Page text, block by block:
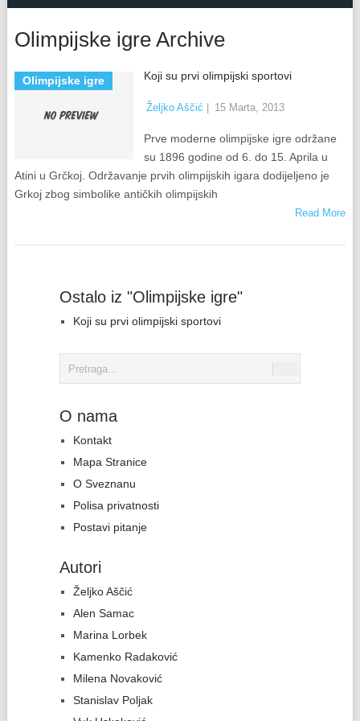
Olimpijske igre Archive
Olimpijske igre Koji su prvi olimpijski sportovi
Željko Aščić 15 Marta, 2013
Prve moderne olimpijske igre održane
su 1896 godine od 6. do 15. Aprila u
Atini u Grčkoj. Održavanje prvih olimpijskih igara dodijeljeno je
Grkoj zbog simbolike antičkih olimpijskih
Read More
Ostalo iz "Olimpijske igre"
Koji su prvi olimpijski sportovi
O nama
Kontakt
Mapa Stranice
O Sveznanu
Polisa privatnosti
Postavi pitanje
Autori
Željko Aščić
Alen Samac
Marina Lorbek
Kamenko Radaković
Milena Novaković
Stanislav Poljak